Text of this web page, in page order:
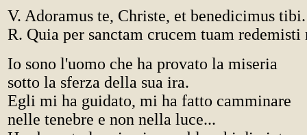
V. Adoramus te, Christe, et benedicimus tibi.
R. Quia per sanctam crucem tuam redemisti
Io sono l'uomo che ha provato la miseria
sotto la sferza della sua ira.
Egli mi ha guidato, mi ha fatto camminare
nelle tenebre e non nella luce...